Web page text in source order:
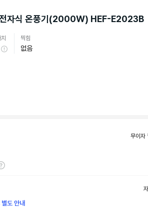
자식 온풍기(2000W) HEF-E2023B
찍힘
없음
무이자
도 안내